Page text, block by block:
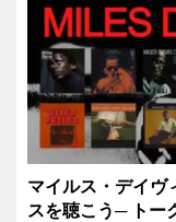
マイルス・デイヴ
スを聴こう─ トー